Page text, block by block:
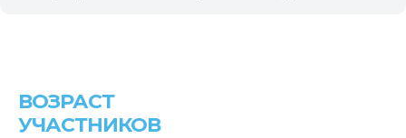
ВОЗРАСТ
УЧАСТНИКОВ